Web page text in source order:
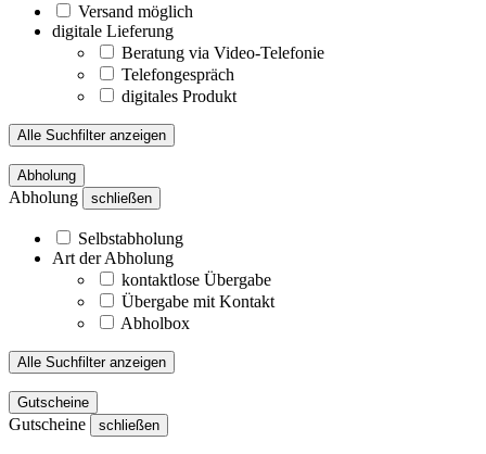
Versand möglich
digitale Lieferung
Beratung via Video-Telefonie
Telefongespräch
digitales Produkt
Alle Suchfilter anzeigen
Abholung
Abholung schließen
Selbstabholung
Art der Abholung
kontaktlose Übergabe
Übergabe mit Kontakt
Abholbox
Alle Suchfilter anzeigen
Gutscheine
Gutscheine schließen